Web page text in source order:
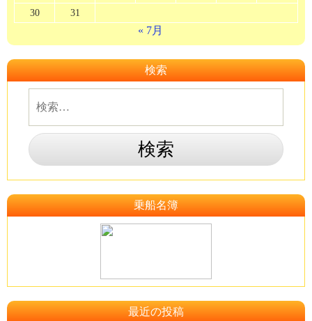
30
31
« 7月
検索
乗船名簿
最近の投稿